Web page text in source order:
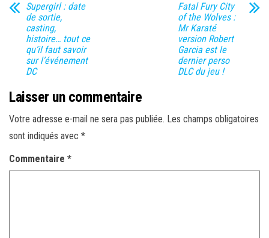
Supergirl : date
de sortie,
casting,
histoire… tout ce
qu’il faut savoir
sur l’événement
DC
Fatal Fury City
of the Wolves :
Mr Karaté
version Robert
Garcia est le
dernier perso
DLC du jeu !
Laisser un commentaire
Votre adresse e-mail ne sera pas publiée. Les champs obligatoires
sont indiqués avec *
Commentaire *